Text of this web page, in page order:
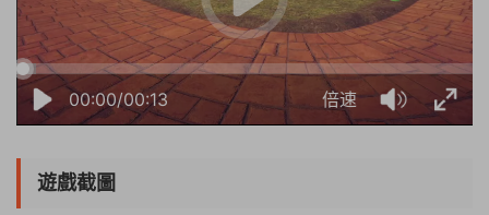
00:00/00:13 倍速
遊戲截圖